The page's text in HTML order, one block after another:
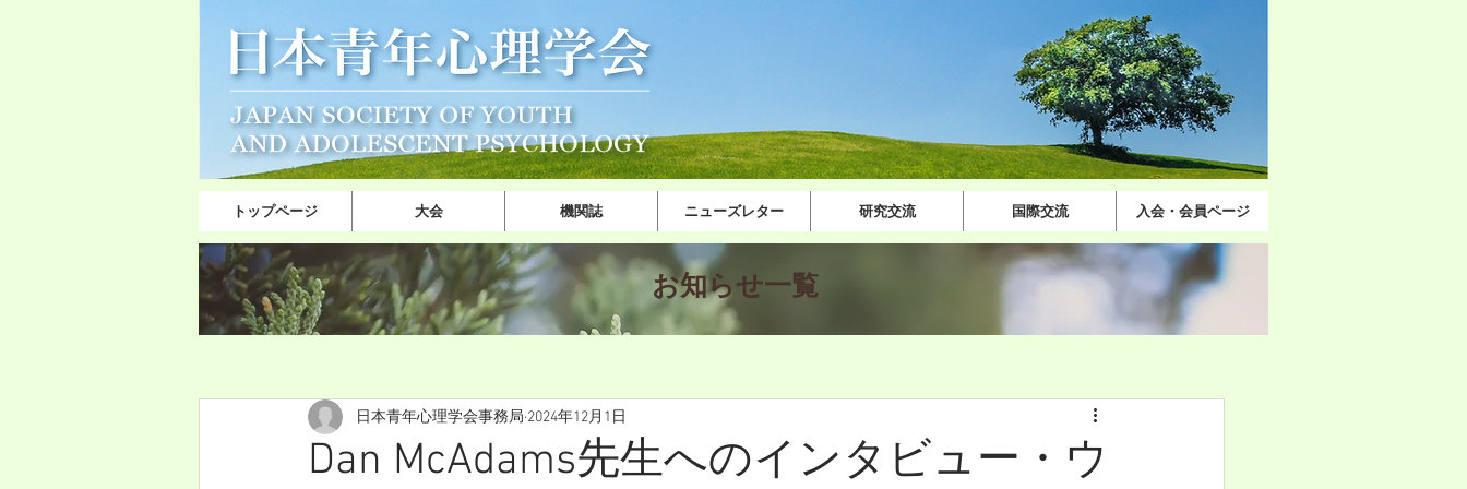
トップページ 大会 機関誌 ニューズレター 研究交流 国際交流 入会・会員ページ
​お知ら​せ一覧
Dan McAdams先生へのインタビュー・ウ
日本青年心理学会事務局 2024年12月1日